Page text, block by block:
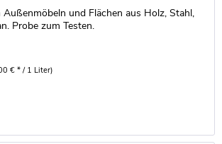
und Flächen aus Holz, Stahl,
Probe zum Testen.
€ * / 1 Liter)